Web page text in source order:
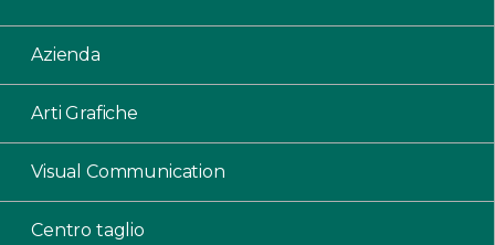
Azienda
Arti Grafiche
Visual Communication
Centro taglio